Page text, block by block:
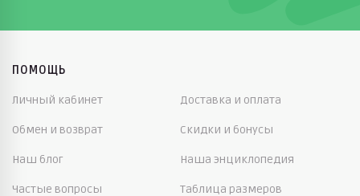
ПОМОЩЬ
Личный кабинет Доставка и оплата
Обмен и возврат Скидки и бонусы
Наш блог Наша энциклопедия
Частые вопросы Таблица размеров